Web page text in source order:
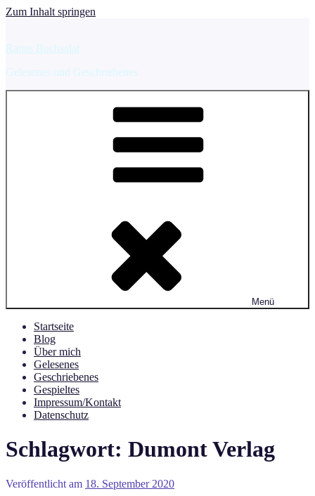
Zum Inhalt springen
Ranas Buchsalat
Gelesenes und Geschriebenes
Menü
Startseite
Blog
Über mich
Gelesenes
Geschriebenes
Gespieltes
Impressum/Kontakt
Datenschutz
Schlagwort: Dumont Verlag
Veröffentlicht am 18. September 2020